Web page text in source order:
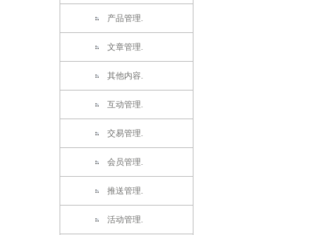
产品管理.
文章管理.
其他内容.
互动管理.
交易管理.
会员管理.
推送管理.
活动管理.